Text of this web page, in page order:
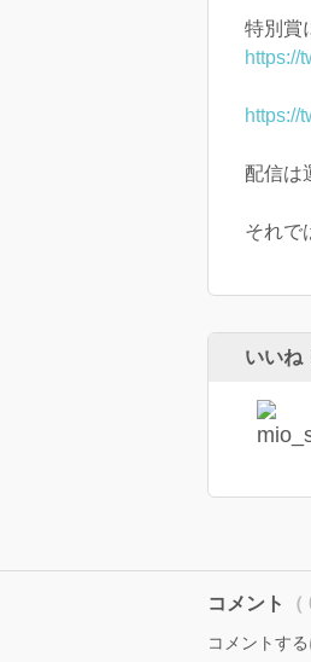
特別賞
https://
https://
配信は
それで
いいね
コメント （
コメントす